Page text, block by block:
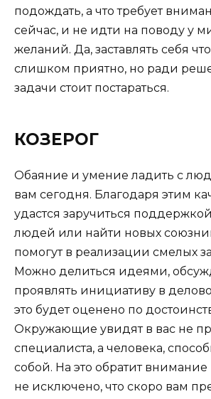
подождать, а что требует
сейчас, и не идти на поводу у
желаний. Да, заставлять себя
слишком приятно, но ради
задачи стоит постараться.
КОЗЕРОГ
Обаяние и умение ладить с
вам сегодня. Благодаря этим
удастся заручиться
людей или найти новых
помогут в реализации смелых
Можно делиться идеями,
проявлять инициативу в
это будет оценено по
Окружающие увидят в вас не
специалиста, а человека,
собой. На это обратит внимание
не исключено, что скоро вам